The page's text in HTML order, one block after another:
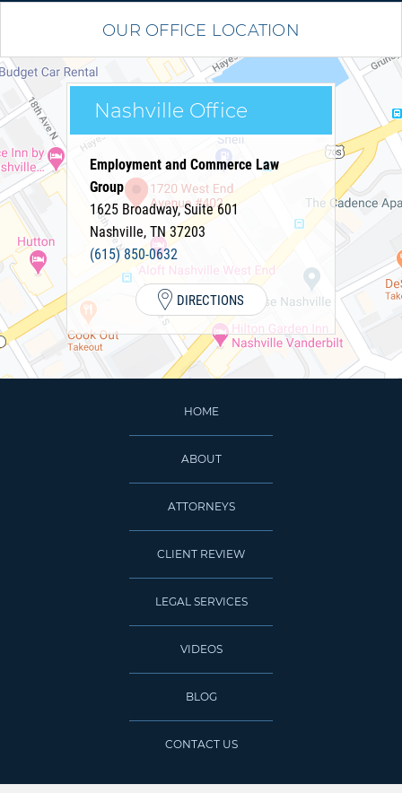
OUR OFFICE LOCATION
Nashville Office
Employment and Commerce Law
Group
1625 Broadway, Suite 601
Nashville, TN 37203
(615) 850-0632
DIRECTIONS
HOME
ABOUT
ATTORNEYS
CLIENT REVIEW
LEGAL SERVICES
VIDEOS
BLOG
CONTACT US